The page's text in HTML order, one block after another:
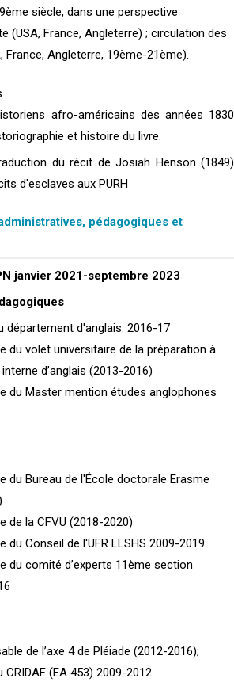
siècle, dans une perspective
(USA, France, Angleterre) ; circulation des
France, Angleterre, 19ème-21ème).
afro-américains des années 1830
et histoire du livre.
du récit de Josiah Henson (1849)
d'esclaves aux PURH
pédagogiques et
janvier 2021-septembre 2023
département d'anglais: 2016-17
du volet universitaire de la préparation à
d’anglais (2013-2016)
du Master mention études anglophones
du Bureau de l'École doctorale Erasme
de la CFVU (2018-2020)
du Conseil de l'UFR LLSHS 2009-2019
du comité d’experts 11ème section
de l’axe 4 de Pléiade (2012-2016);
CRIDAF (EA 453) 2009-2012